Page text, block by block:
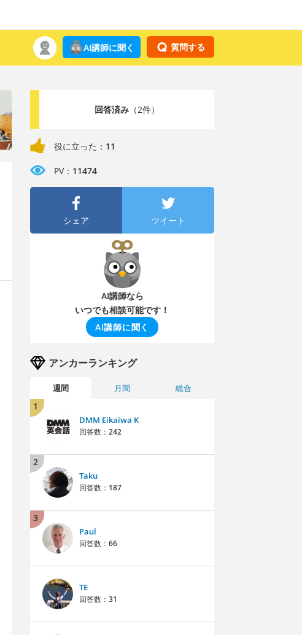
質問する
AI講師に聞く
回答済み（2件）
役に立った： 11
PV： 11474
シェア ツイート
AI講師なら
いつでも相談可能です！
AI講師に聞く
アンカーランキング
週間 月間 総合
1
DMM Eikaiwa K
回答数： 242
2
Taku
回答数： 187
3
Paul
回答数： 66
TE
回答数： 31